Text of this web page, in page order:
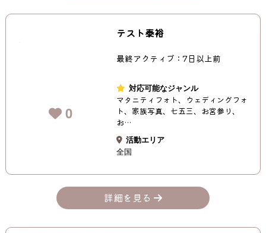
0
テスト泰裕
最終アクティブ：7日以上前
対応可能なジャンル
マタニティフォト、ウェディングフォ
ト、家族写真、七五三、お宮参り、
お…
活動エリア
全国
詳細を見る